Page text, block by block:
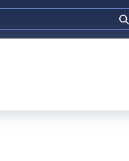
Азово-Черноморское